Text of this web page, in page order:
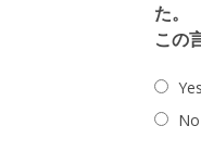
た。
この
Yes
No